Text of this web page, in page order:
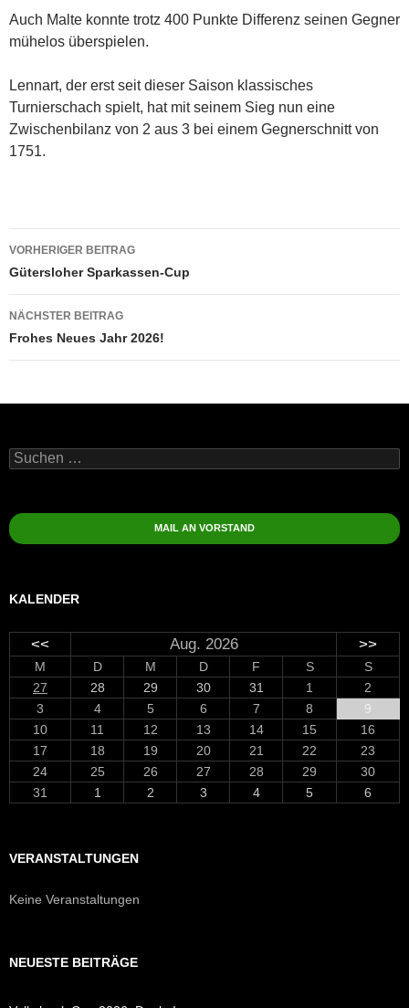
Auch Malte konnte trotz 400 Punkte Differenz seinen Gegner
mühelos überspielen.
Lennart, der erst seit dieser Saison klassisches
Turnierschach spielt, hat mit seinem Sieg nun eine
Zwischenbilanz von 2 aus 3 bei einem Gegnerschnitt von
1751.
Beitragsnavigation
VORHERIGER BEITRAG
Gütersloher Sparkassen-Cup
NÄCHSTER BEITRAG
Frohes Neues Jahr 2026!
Suchen
nach:
MAIL AN VORSTAND
KALENDER
<< Aug. 2026 >>
M D M D F S
S
27
28 29 30 31 1
2
3
4 5 6 7 8
9
10
11 12 13 14 15
16
17
18 19 20 21 22
23
24
25 26 27 28 29
30
31
1 2 3 4 5 6
VERANSTALTUNGEN
Keine Veranstaltungen
NEUESTE BEITRÄGE